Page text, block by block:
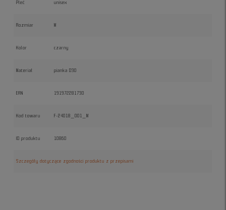
Płeć unisex
Rozmiar M
Kolor czarny
Materiał pianka D3O
EAN 191972281730
Kod towaru F-24018_001_M
ID produktu 10860
Szczegóły dotyczące zgodności produktu z przepisami